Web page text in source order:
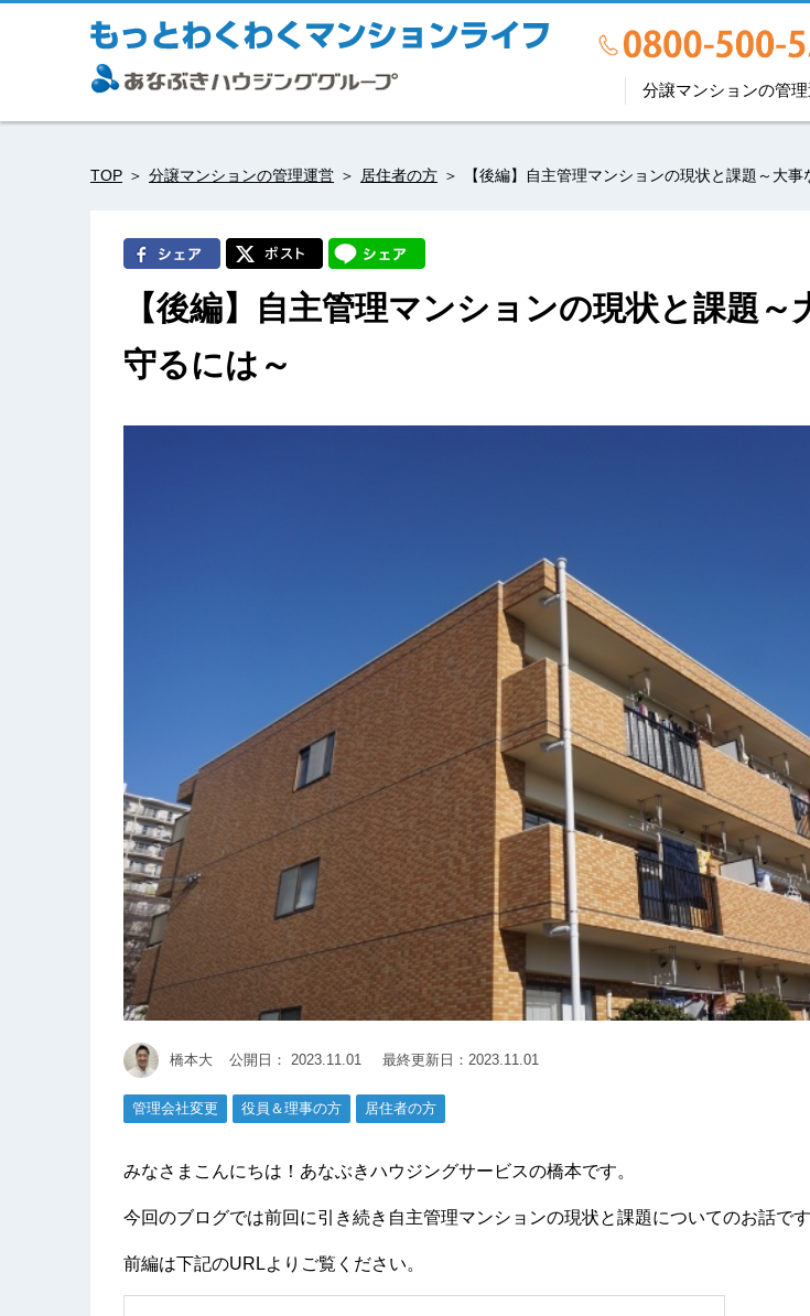
分譲マンションの管
TOP 分譲マンションの管理運営 居住者の方 【後編】自主管理マンションの現状と課題～大事
【後編】自主管理マンションの現状と課題～
守るには～
橋本大 公開日： 2023.11.01 最終更新日：2023.11.01
管理会社変更 役員＆理事の方 居住者の方
みなさまこんにちは！あなぶきハウジングサービスの橋本です。
今回のブログでは前回に引き続き自主管理マンションの現状と課題についてのお話です
前編は下記のURLよりご覧ください。